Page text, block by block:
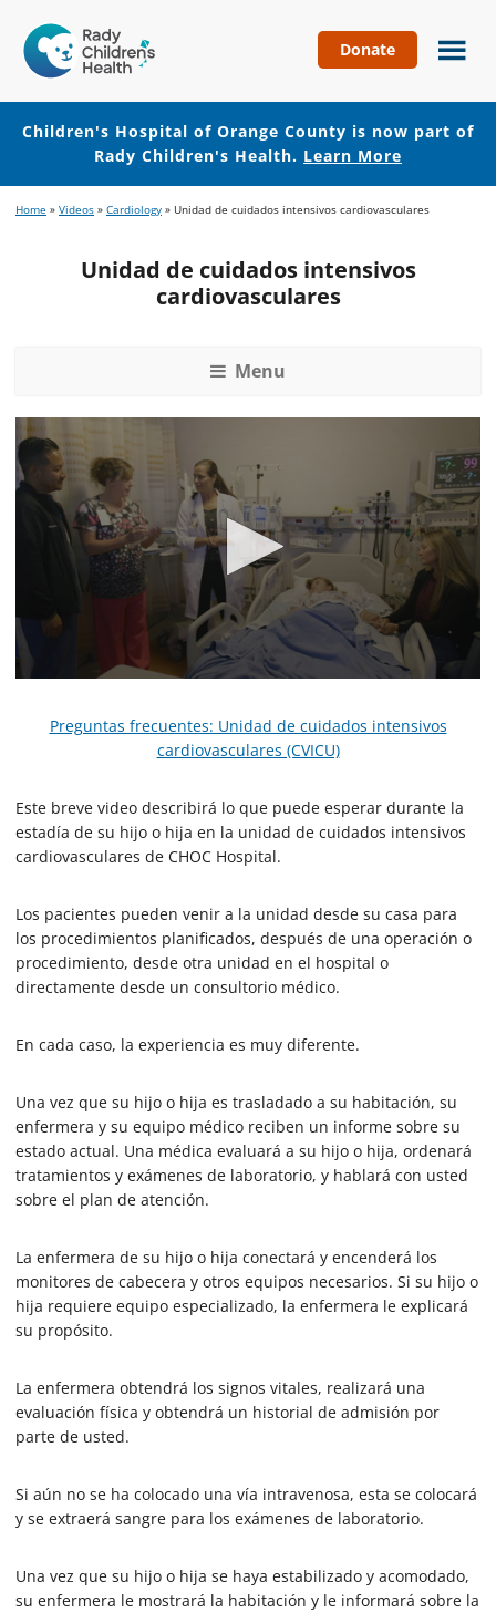
Hospital
of
Orange
County
Donate
Children's Hospital of Orange County is now part of
Rady Children's Health. Learn More
to
content
to
Home » Videos » Cardiology » Unidad de cuidados intensivos cardiovasculares
Unidad de cuidados intensivos
cardiovasculares
Menu
s
o
3
n
u
e
s
2
c
o
n
d
Preguntas frecuentes: Unidad de cuidados intensivos
cardiovasculares (CVICU)
Este breve video describirá lo que puede esperar durante la
estadía de su hijo o hija en la unidad de cuidados intensivos
cardiovasculares de CHOC Hospital.
Los pacientes pueden venir a la unidad desde su casa para
los procedimientos planificados, después de una operación o
procedimiento, desde otra unidad en el hospital o
directamente desde un consultorio médico.
En cada caso, la experiencia es muy diferente.
Una vez que su hijo o hija es trasladado a su habitación, su
enfermera y su equipo médico reciben un informe sobre su
estado actual. Una médica evaluará a su hijo o hija, ordenará
tratamientos y exámenes de laboratorio, y hablará con usted
sobre el plan de atención.
La enfermera de su hijo o hija conectará y encenderá los
monitores de cabecera y otros equipos necesarios. Si su hijo o
hija requiere equipo especializado, la enfermera le explicará
su propósito.
La enfermera obtendrá los signos vitales, realizará una
evaluación física y obtendrá un historial de admisión por
parte de usted.
Si aún no se ha colocado una vía intravenosa, esta se colocará
y se extraerá sangre para los exámenes de laboratorio.
Una vez que su hijo o hija se haya estabilizado y acomodado,
su enfermera le mostrará la habitación y le informará sobre la